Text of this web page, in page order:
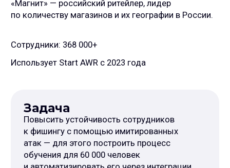
Использует Start AWR c 2023 года
по количеству магазинов и их географии в России.
Повысить устойчивость сотрудников
к фишингу с помощью имитированных
атак — для этого построить процесс
обучения для 60 000 человек
и автоматизировать его через интеграции.